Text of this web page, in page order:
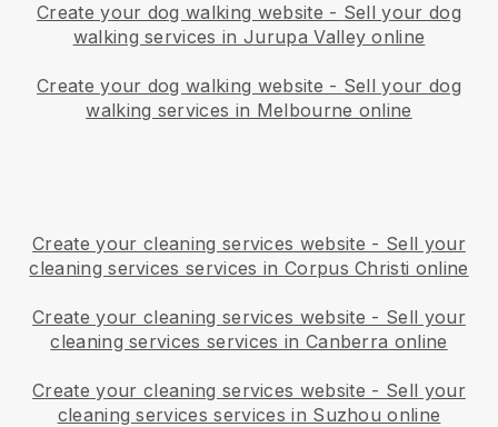
Create your dog walking website - Sell your dog
walking services in Jurupa Valley online
Create your dog walking website - Sell your dog
walking services in Melbourne online
Create your cleaning services website - Sell your
cleaning services services in Corpus Christi online
Create your cleaning services website - Sell your
cleaning services services in Canberra online
Create your cleaning services website - Sell your
cleaning services services in Suzhou online